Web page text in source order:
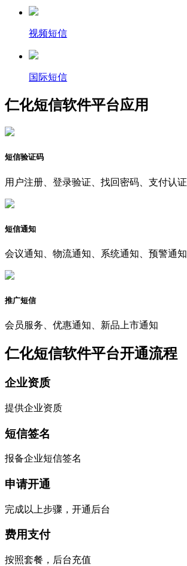
视频短信
国际短信
仁化短信软件平台应用
短信验证码
用户注册、登录验证、找回密码、支付认证
短信通知
会议通知、物流通知、系统通知、预警通知
推广短信
会员服务、优惠通知、新品上市通知
仁化短信软件平台开通流程
企业资质
提供企业资质
短信签名
报备企业短信签名
申请开通
完成以上步骤，开通后台
费用支付
按照套餐，后台充值